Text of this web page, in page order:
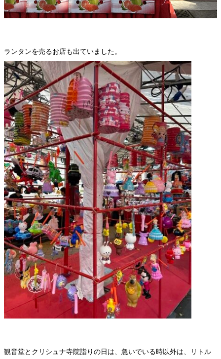
ランタンを売るお店も出ていました。
観音堂とクリシュナ寺院詣りの日は、急いでいる時以外は、リトル